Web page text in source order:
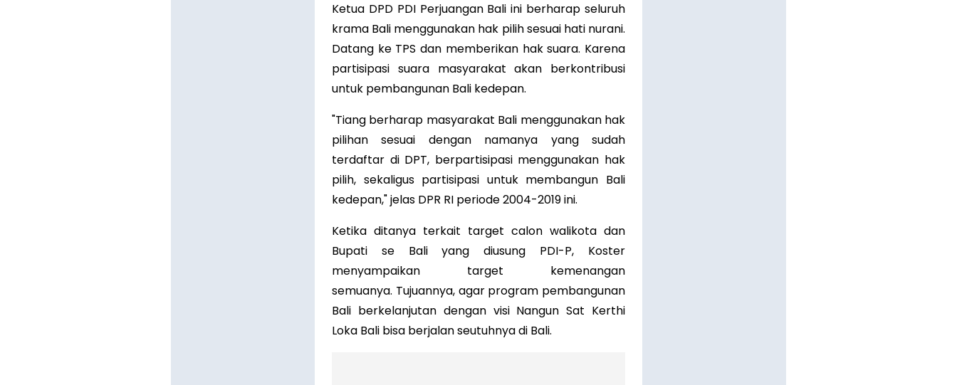
Ketua DPD PDI Perjuangan Bali ini berharap seluruh
krama Bali menggunakan hak pilih sesuai hati nurani.
Datang ke TPS dan memberikan hak suara. Karena
partisipasi suara masyarakat akan berkontribusi
untuk pembangunan Bali kedepan.
"Tiang berharap masyarakat Bali menggunakan hak
pilihan sesuai dengan namanya yang sudah
terdaftar di DPT, berpartisipasi menggunakan hak
pilih, sekaligus partisipasi untuk membangun Bali
kedepan," jelas DPR RI periode 2004-2019 ini.
Ketika ditanya terkait target calon walikota dan
Bupati se Bali yang diusung PDI-P, Koster
menyampaikan target kemenangan
semuanya. Tujuannya, agar program pembangunan
Bali berkelanjutan dengan visi Nangun Sat Kerthi
Loka Bali bisa berjalan seutuhnya di Bali.